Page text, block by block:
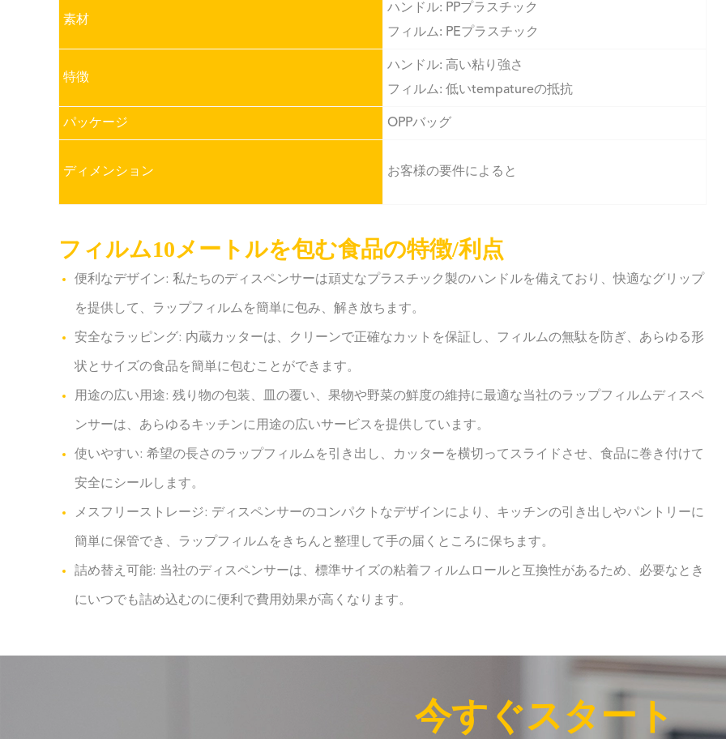
素材
ハンドル: PPプラスチック
フィルム: PEプラスチック
特徴
ハンドル: 高い粘り強さ
フィルム: 低いtempatureの抵抗
パッケージ OPPバッグ
ディメンション お客様の要件によると
フィルム10メートルを包む食品の特徴/利点
便利なデザイン: 私たちのディスペンサーは頑丈なプラスチック製のハンドルを備えており、快適なグリップ
を提供して、ラップフィルムを簡単に包み、解き放ちます。
安全なラッピング: 内蔵カッターは、クリーンで正確なカットを保証し、フィルムの無駄を防ぎ、あらゆる形
状とサイズの食品を簡単に包むことができます。
用途の広い用途: 残り物の包装、皿の覆い、果物や野菜の鮮度の維持に最適な当社のラップフィルムディスペ
ンサーは、あらゆるキッチンに用途の広いサービスを提供しています。
使いやすい: 希望の長さのラップフィルムを引き出し、カッターを横切ってスライドさせ、食品に巻き付けて
安全にシールします。
メスフリーストレージ: ディスペンサーのコンパクトなデザインにより、キッチンの引き出しやパントリーに
簡単に保管でき、ラップフィルムをきちんと整理して手の届くところに保ちます。
詰め替え可能: 当社のディスペンサーは、標準サイズの粘着フィルムロールと互換性があるため、必要なとき
にいつでも詰め込むのに便利で費用効果が高くなります。
今すぐスタート